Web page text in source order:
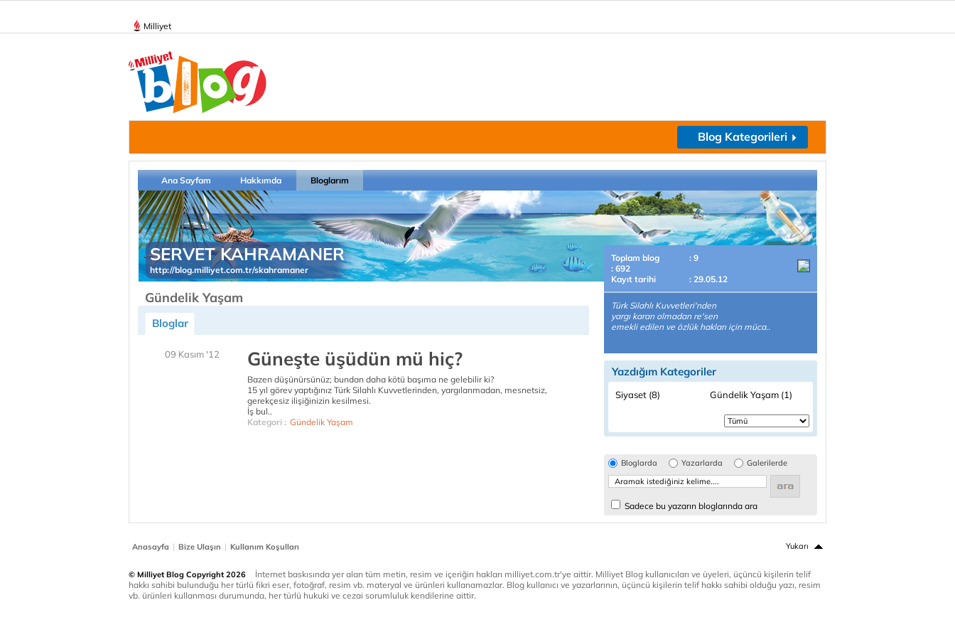
Milliyet
Blog Kategorileri
Ana Sayfam Hakkımda Bloglarım
SERVET KAHRAMANER
http://blog.milliyet.com.tr/skahramaner
Gündelik Yaşam
Bloglar
09 Kasım '12 Güneşte üşüdün mü hiç?
Bazen düşünürsünüz; bundan daha kötü başıma ne gelebilir ki?
15 yıl görev yaptığınız Türk Silahlı Kuvvetlerinden, yargılanmadan, mesnetsiz,
gerekçesiz ilişiğinizin kesilmesi.
İş bul..
Kategori : Gündelik Yaşam
Toplam blog
: 9
: 692
Kayıt tarihi
: 29.05.12
Türk Silahlı Kuvvetleri'nden
yargı kararı olmadan re'sen
emekli edilen ve özlük hakları için müca..
Yazdığım Kategoriler
Siyaset (8) Gündelik Yaşam (1)
Bloglarda Yazarlarda Galerilerde
Sadece bu yazarın bloglarında ara
Anasayfa | Bize Ulaşın | Kullanım Koşulları Yukarı
© Milliyet Blog Copyright 2026
İnternet baskısında yer alan tüm metin, resim ve içeriğin hakları milliyet.com.tr'ye aittir. Milliyet Blog kullanıcıları ve üyeleri, üçüncü kişilerin telif
hakkı sahibi bulunduğu her türlü fikri eser, fotoğraf, resim vb. materyal ve ürünleri kullanamazlar. Blog kullanıcı ve yazarlarının, üçüncü kişilerin telif hakkı sahibi olduğu yazı, resim
vb. ürünleri kullanması durumunda, her türlü hukuki ve cezai sorumluluk kendilerine aittir.